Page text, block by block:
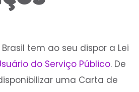
tem ao seu dispor a Lei
do Serviço Público. De
uma Carta de